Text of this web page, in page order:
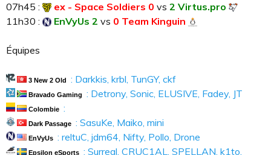
07h45 :
ex - Space Soldiers 0 vs 2 Virtus.pro
11h30 :
EnVyUs 2 vs 0 Team Kinguin
Équipes
3 New 2 Old : Darkkis, krbl, TunGY, ckf
Bravado Gaming : Detrony, Sonic, ELUSIVE, Fadey, JT
Colombie :
Dark Passage : SasuKe, Maiko, mini
EnVyUs : reltuC, jdm64, Nifty, Pollo, Drone
Epsilon eSports : Surreal, CRUC1AL, SPELLAN, k1to,